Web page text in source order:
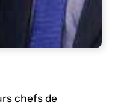
chefs de